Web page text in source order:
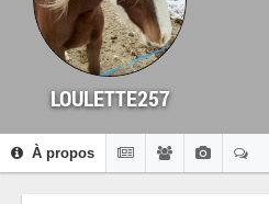
LOULETTE257
À propos